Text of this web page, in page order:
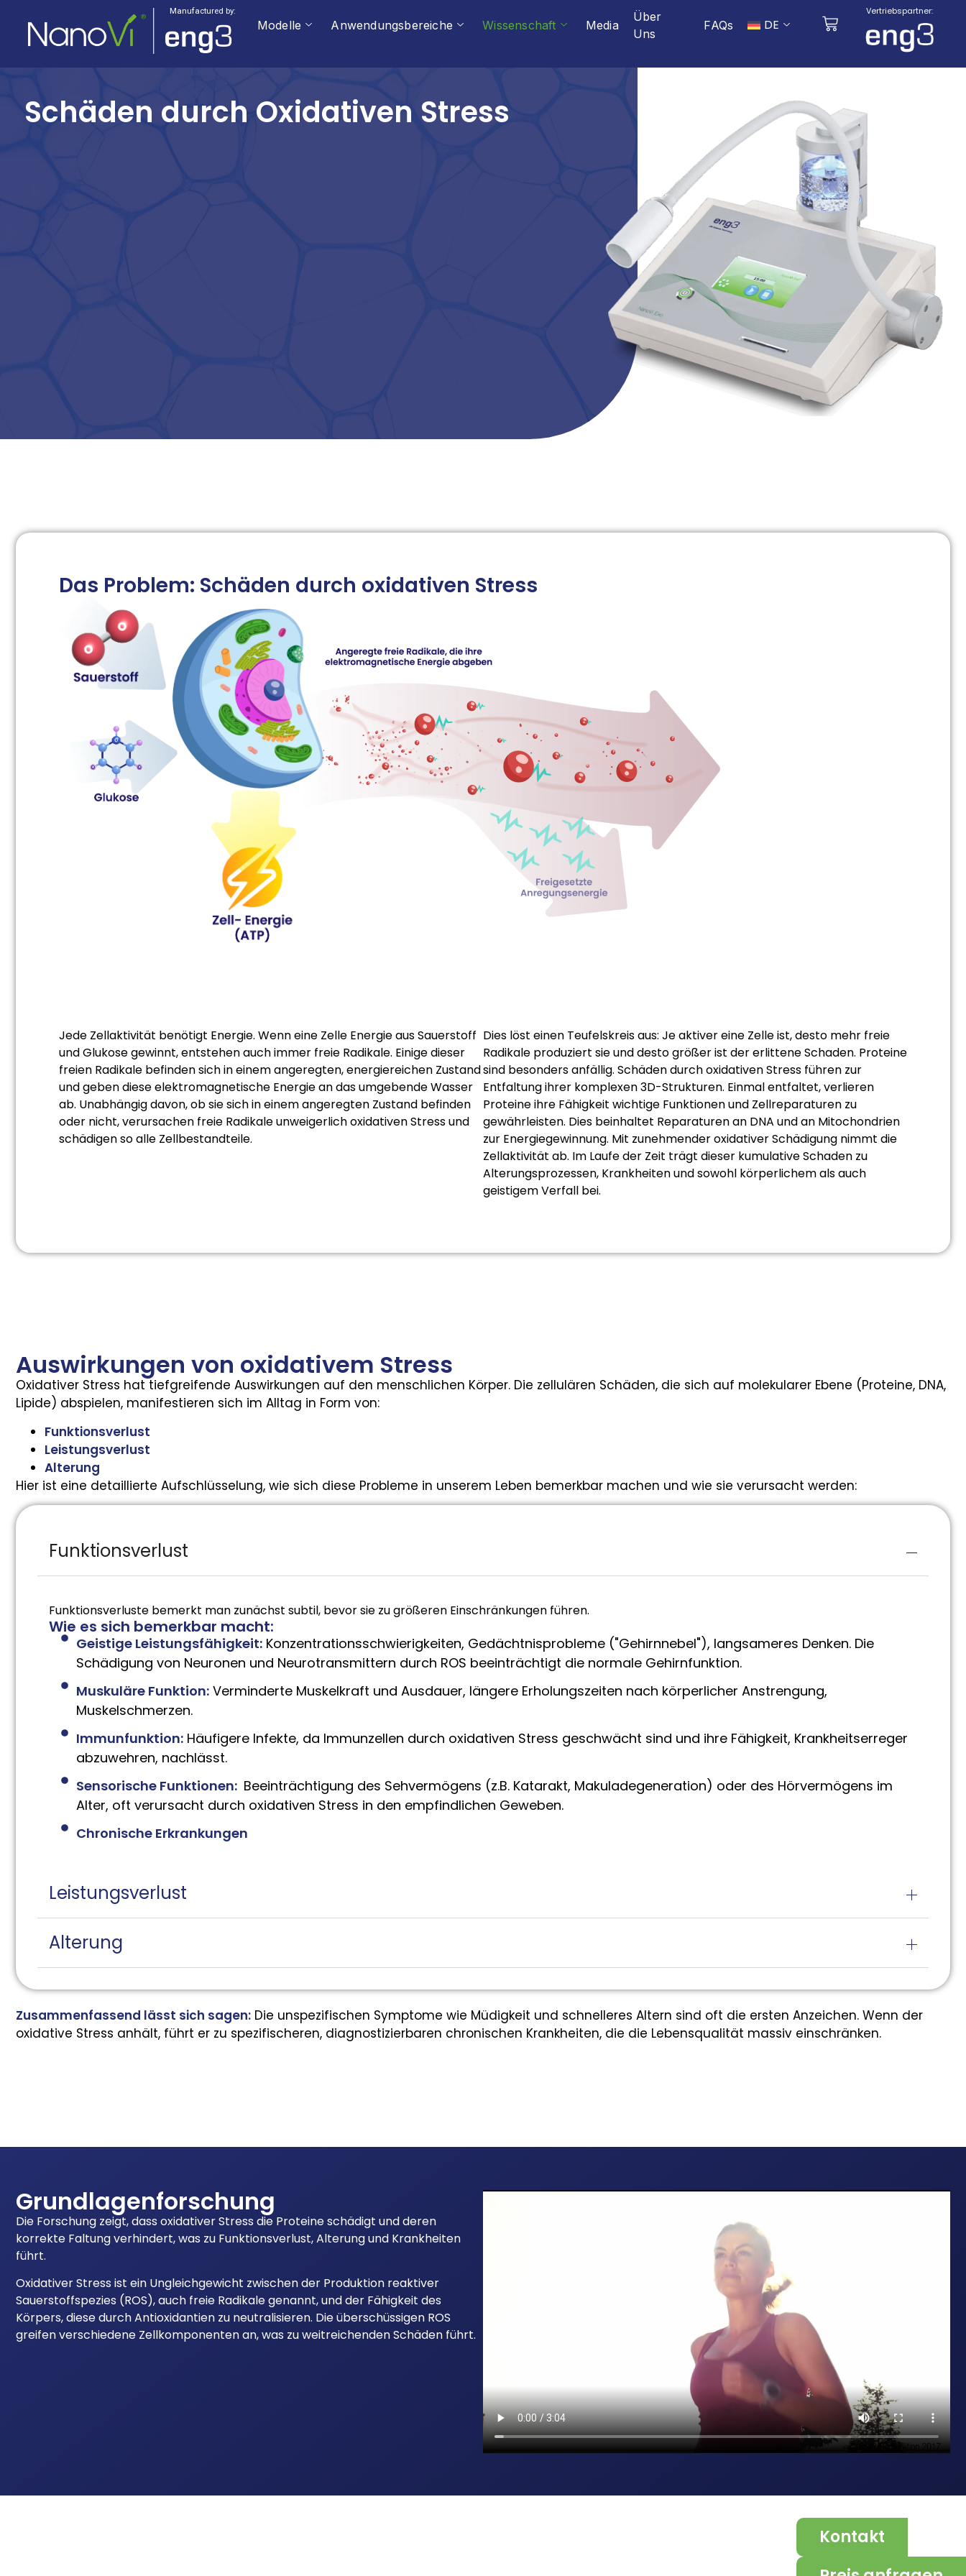
Manufactured by:
Modelle Anwendungsbereiche Wissenschaft Media
Über
Uns
FAQs DE
Vertriebspartner:
Kontakt
Schäden durch Oxidativen Stress
Das Problem: Schäden durch oxidativen Stress
Jede Zellaktivität benötigt Energie. Wenn eine Zelle Energie aus Sauerstoff
und Glukose gewinnt, entstehen auch immer freie Radikale. Einige dieser
freien Radikale befinden sich in einem angeregten, energiereichen Zustand
und geben diese elektromagnetische Energie an das umgebende Wasser
ab. Unabhängig davon, ob sie sich in einem angeregten Zustand befinden
oder nicht, verursachen freie Radikale unweigerlich oxidativen Stress und
schädigen so alle Zellbestandteile.
Dies löst einen Teufelskreis aus: Je aktiver eine Zelle ist, desto mehr freie
Radikale produziert sie und desto größer ist der erlittene Schaden. Proteine
sind besonders anfällig. Schäden durch oxidativen Stress führen zur
Entfaltung ihrer komplexen 3D-Strukturen. Einmal entfaltet, verlieren
Proteine ihre Fähigkeit wichtige Funktionen und Zellreparaturen zu
gewährleisten. Dies beinhaltet Reparaturen an DNA und an Mitochondrien
zur Energiegewinnung. Mit zunehmender oxidativer Schädigung nimmt die
Zellaktivität ab. Im Laufe der Zeit trägt dieser kumulative Schaden zu
Alterungsprozessen, Krankheiten und sowohl körperlichem als auch
geistigem Verfall bei.
Auswirkungen von oxidativem Stress
Oxidativer Stress hat tiefgreifende Auswirkungen auf den menschlichen Körper. Die zellulären Schäden, die sich auf molekularer Ebene (Proteine, DNA,
Lipide) abspielen, manifestieren sich im Alltag in Form von:
Funktionsverlust
Leistungsverlust
Alterung
Hier ist eine detaillierte Aufschlüsselung, wie sich diese Probleme in unserem Leben bemerkbar machen und wie sie verursacht werden:
Funktionsverlust
Funktionsverluste bemerkt man zunächst subtil, bevor sie zu größeren Einschränkungen führen.
Wie es sich bemerkbar macht:
Geistige Leistungsfähigkeit: Konzentrations­schwierigkeiten, Gedächtnis­probleme ("Gehirnnebel"), langsameres Denken. Die
Schädigung von Neuronen und Neurotransmittern durch ROS beeinträchtigt die normale Gehirnfunktion.
Muskuläre Funktion: Verminderte Muskelkraft und Ausdauer, längere Erholungszeiten nach körperlicher Anstrengung,
Muskelschmerzen.
Immunfunktion: Häufigere Infekte, da Immunzellen durch oxidativen Stress geschwächt sind und ihre Fähigkeit, Krankheitserreger
abzuwehren, nachlässt.
Sensorische Funktionen: Beeinträchtigung des Sehvermögens (z.B. Katarakt, Makuladegeneration) oder des Hörvermögens im
Alter, oft verursacht durch oxidativen Stress in den empfindlichen Geweben.
Chronische Erkrankungen
Leistungsverlust
Alterung
Zusammenfassend lässt sich sagen: Die unspezifischen Symptome wie Müdigkeit und schnelleres Altern sind oft die ersten Anzeichen. Wenn der
oxidative Stress anhält, führt er zu spezifischeren, diagnostizierbaren chronischen Krankheiten, die die Lebensqualität massiv einschränken.
Grundlagenforschung
Die Forschung zeigt, dass oxidativer Stress die Proteine schädigt und deren
korrekte Faltung verhindert, was zu Funktionsverlust, Alterung und Krankheiten
führt.
Oxidativer Stress ist ein Ungleichgewicht zwischen der Produktion reaktiver
Sauerstoffspezies (ROS), auch freie Radikale genannt, und der Fähigkeit des
Körpers, diese durch Antioxidantien zu neutralisieren. Die überschüssigen ROS
greifen verschiedene Zellkomponenten an, was zu weitreichenden Schäden führt.